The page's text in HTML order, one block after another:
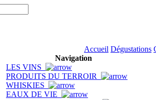
Accueil Dégustations
Navigation
LES VINS
PRODUITS DU TERROIR
WHISKIES
EAUX DE VIE